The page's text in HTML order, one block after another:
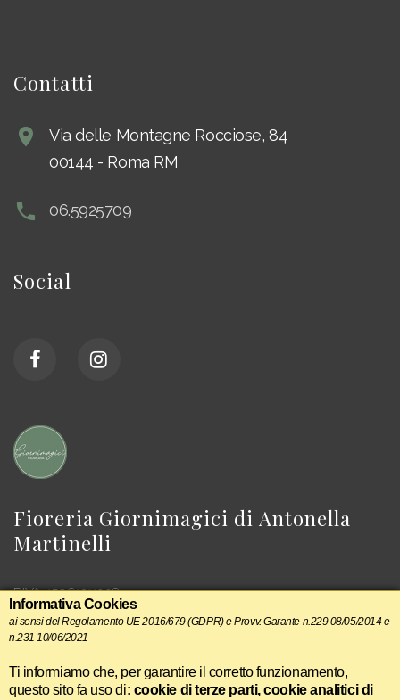
Contatti
Via delle Montagne Rocciose, 84
00144 - Roma RM
06.5925709
Social
Fioreria Giornimagici di Antonella
Martinelli
P.IVA: 15961211008
Informativa Cookies
ai sensi del Regolamento UE 2016/679 (GDPR) e Provv. Garante n.229 08/05/2014 e
n.231 10/06/2021
Ti informiamo che, per garantire il corretto funzionamento,
questo sito fa uso di: cookie di terze parti, cookie analitici di